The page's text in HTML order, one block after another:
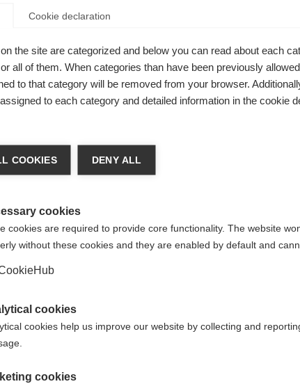
lingua
Vereinigte Staaten (Englisch)
Sì, desidero essere reindirizzato
Cookie declaration
the site are categorized and below you can read about each
all of them. When categories than have been previously
to that category will be removed from your browser.
to each category and detailed information in the cookie
COOKIES DENY ALL
cookies
cookies are required to provide core functionality. The website
without these cookies and they are enabled by default and
cookies
cookies help us improve our website by collecting and
cookies